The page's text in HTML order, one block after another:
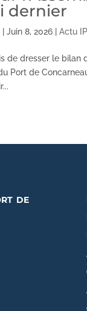
dernier
|Juin 8, 2026 |Actu
de dresser le bilan
Port de
de